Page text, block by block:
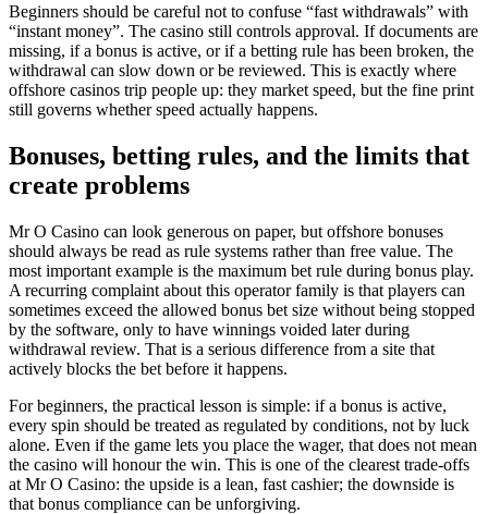
Beginners should be careful not to confuse “fast withdrawals” with
“instant money”. The casino still controls approval. If documents are
missing, if a bonus is active, or if a betting rule has been broken, the
withdrawal can slow down or be reviewed. This is exactly where
offshore casinos trip people up: they market speed, but the fine print
still governs whether speed actually happens.
Bonuses, betting rules, and the limits that
create problems
Mr O Casino can look generous on paper, but offshore bonuses
should always be read as rule systems rather than free value. The
most important example is the maximum bet rule during bonus play.
A recurring complaint about this operator family is that players can
sometimes exceed the allowed bonus bet size without being stopped
by the software, only to have winnings voided later during
withdrawal review. That is a serious difference from a site that
actively blocks the bet before it happens.
For beginners, the practical lesson is simple: if a bonus is active,
every spin should be treated as regulated by conditions, not by luck
alone. Even if the game lets you place the wager, that does not mean
the casino will honour the win. This is one of the clearest trade-offs
at Mr O Casino: the upside is a lean, fast cashier; the downside is
that bonus compliance can be unforgiving.